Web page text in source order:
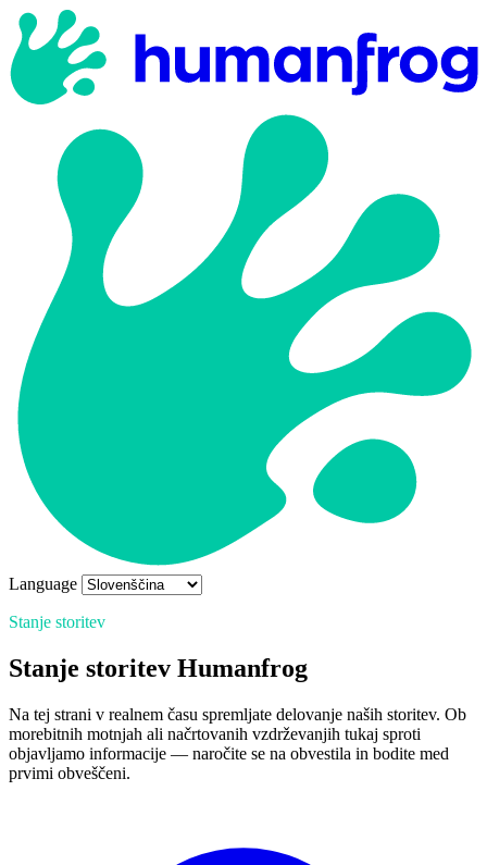
Language
Stanje storitev
Stanje storitev Humanfrog
Na tej strani v realnem času spremljate delovanje naših storitev. Ob
morebitnih motnjah ali načrtovanih vzdrževanjih tukaj sproti
objavljamo informacije — naročite se na obvestila in bodite med
prvimi obveščeni.